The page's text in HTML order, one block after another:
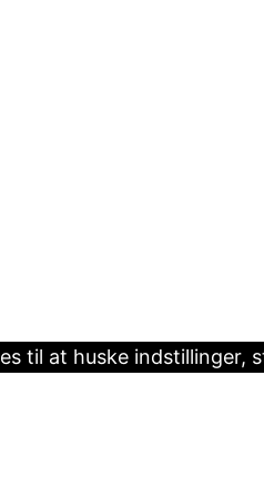
til at huske indstillinger,